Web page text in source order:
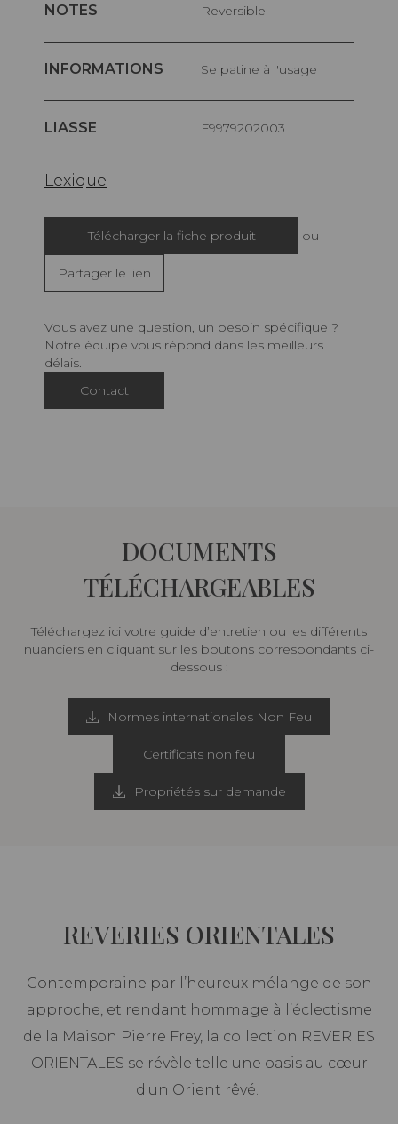
NOTES Reversible
INFORMATIONS Se patine à l'usage
LIASSE F9979202003
Lexique
Télécharger la fiche produit ou
Partager le lien
Vous avez une question, un besoin spécifique ?
Notre équipe vous répond dans les meilleurs
délais.
Contact
DOCUMENTS
TÉLÉCHARGEABLES
Téléchargez ici votre guide d’entretien ou les différents
nuanciers en cliquant sur les boutons correspondants ci-
dessous :
Normes internationales Non Feu
Certificats non feu
Propriétés sur demande
REVERIES ORIENTALES
Contemporaine par l’heureux mélange de son
approche, et rendant hommage à l’éclectisme
de la Maison Pierre Frey, la collection REVERIES
ORIENTALES se révèle telle une oasis au cœur
d'un Orient rêvé.